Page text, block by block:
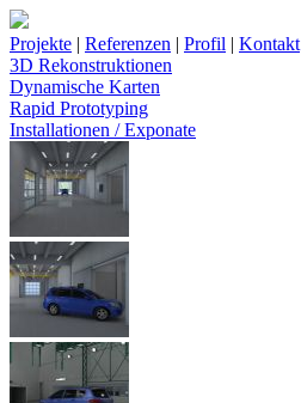
Projekte | Referenzen | Profil | Kontakt
3D Rekonstruktionen
Dynamische Karten
Rapid Prototyping
Installationen / Exponate